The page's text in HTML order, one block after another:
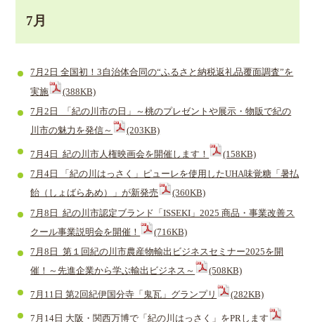
7月
7月2日 全国初！3自治体合同の“ふるさと納税返礼品覆面調査”を
実施
(388KB)
7月2日 「紀の川市の日」～桃のプレゼントや展示・物販で紀の
川市の魅力を発信～
(203KB)
7月4日 紀の川市人権映画会を開催します！ (158KB)
7月4日 「紀の川はっさく」ピューレを使用したUHA味覚糖「暑払
飴（しょばらあめ）」が新発売
(360KB)
7月8日 紀の川市認定ブランド「ISSEKI」2025 商品・事業改善ス
クール事業説明会を開催！
(716KB)
7月8日 第１回紀の川市農産物輸出ビジネスセミナー2025を開
催！～先進企業から学ぶ輸出ビジネス～
(508KB)
7月11日 第2回紀伊国分寺「鬼瓦」グランプリ (282KB)
7月14日 大阪・関西万博で「紀の川はっさく」をPRします